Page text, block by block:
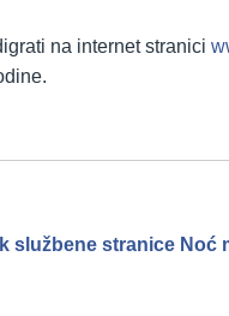
na internet stranici
službene stranice Noć